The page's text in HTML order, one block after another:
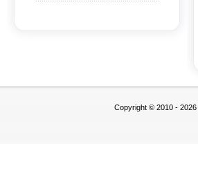
Copyright © 2010 - 2026